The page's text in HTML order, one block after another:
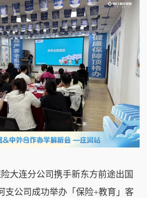
大连分公司携手新东方前途出国
支公司成功举办「保险+教育」客